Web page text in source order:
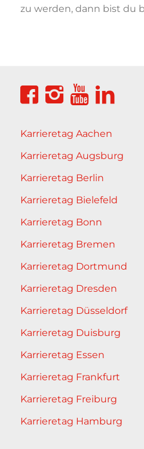
zu werden, dann bist du
Karrieretag Aachen
Karrieretag Augsburg
Karrieretag Berlin
Karrieretag Bielefeld
Karrieretag Bonn
Karrieretag Bremen
Karrieretag Dortmund
Karrieretag Dresden
Karrieretag Düsseldorf
Karrieretag Duisburg
Karrieretag Essen
Karrieretag Frankfurt
Karrieretag Freiburg
Karrieretag Hamburg